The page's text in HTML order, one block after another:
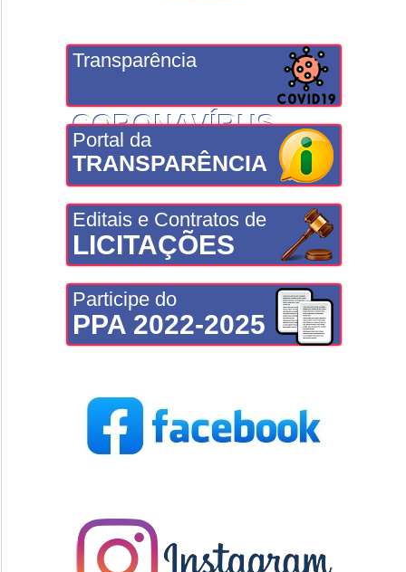
Transparência
CORONAVÍRUS
Portal da
TRANSPARÊNCIA
Editais e Contratos de
LICITAÇÕES
Participe do
PPA 2022-2025